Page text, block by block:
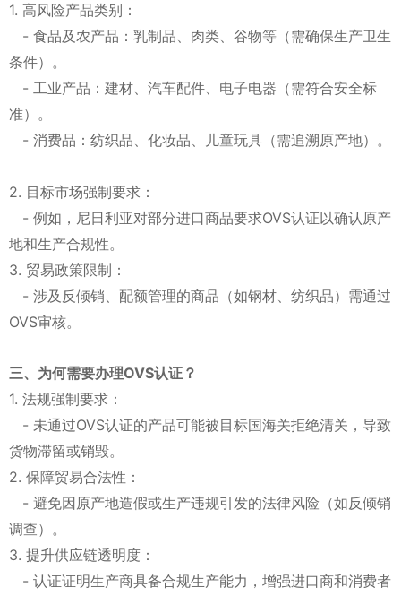
1. 高风险产品类别：
- 食品及农产品：乳制品、肉类、谷物等（需确保生产卫生
条件）。
- 工业产品：建材、汽车配件、电子电器（需符合安全标
准）。
- 消费品：纺织品、化妆品、儿童玩具（需追溯原产地）。
2. 目标市场强制要求：
- 例如，尼日利亚对部分进口商品要求OVS认证以确认原产
地和生产合规性。
3. 贸易政策限制：
- 涉及反倾销、配额管理的商品（如钢材、纺织品）需通过
OVS审核。
三、为何需要办理OVS认证？
1. 法规强制要求：
- 未通过OVS认证的产品可能被目标国海关拒绝清关，导致
货物滞留或销毁。
2. 保障贸易合法性：
- 避免因原产地造假或生产违规引发的法律风险（如反倾销
调查）。
3. 提升供应链透明度：
- 认证证明生产商具备合规生产能力，增强进口商和消费者